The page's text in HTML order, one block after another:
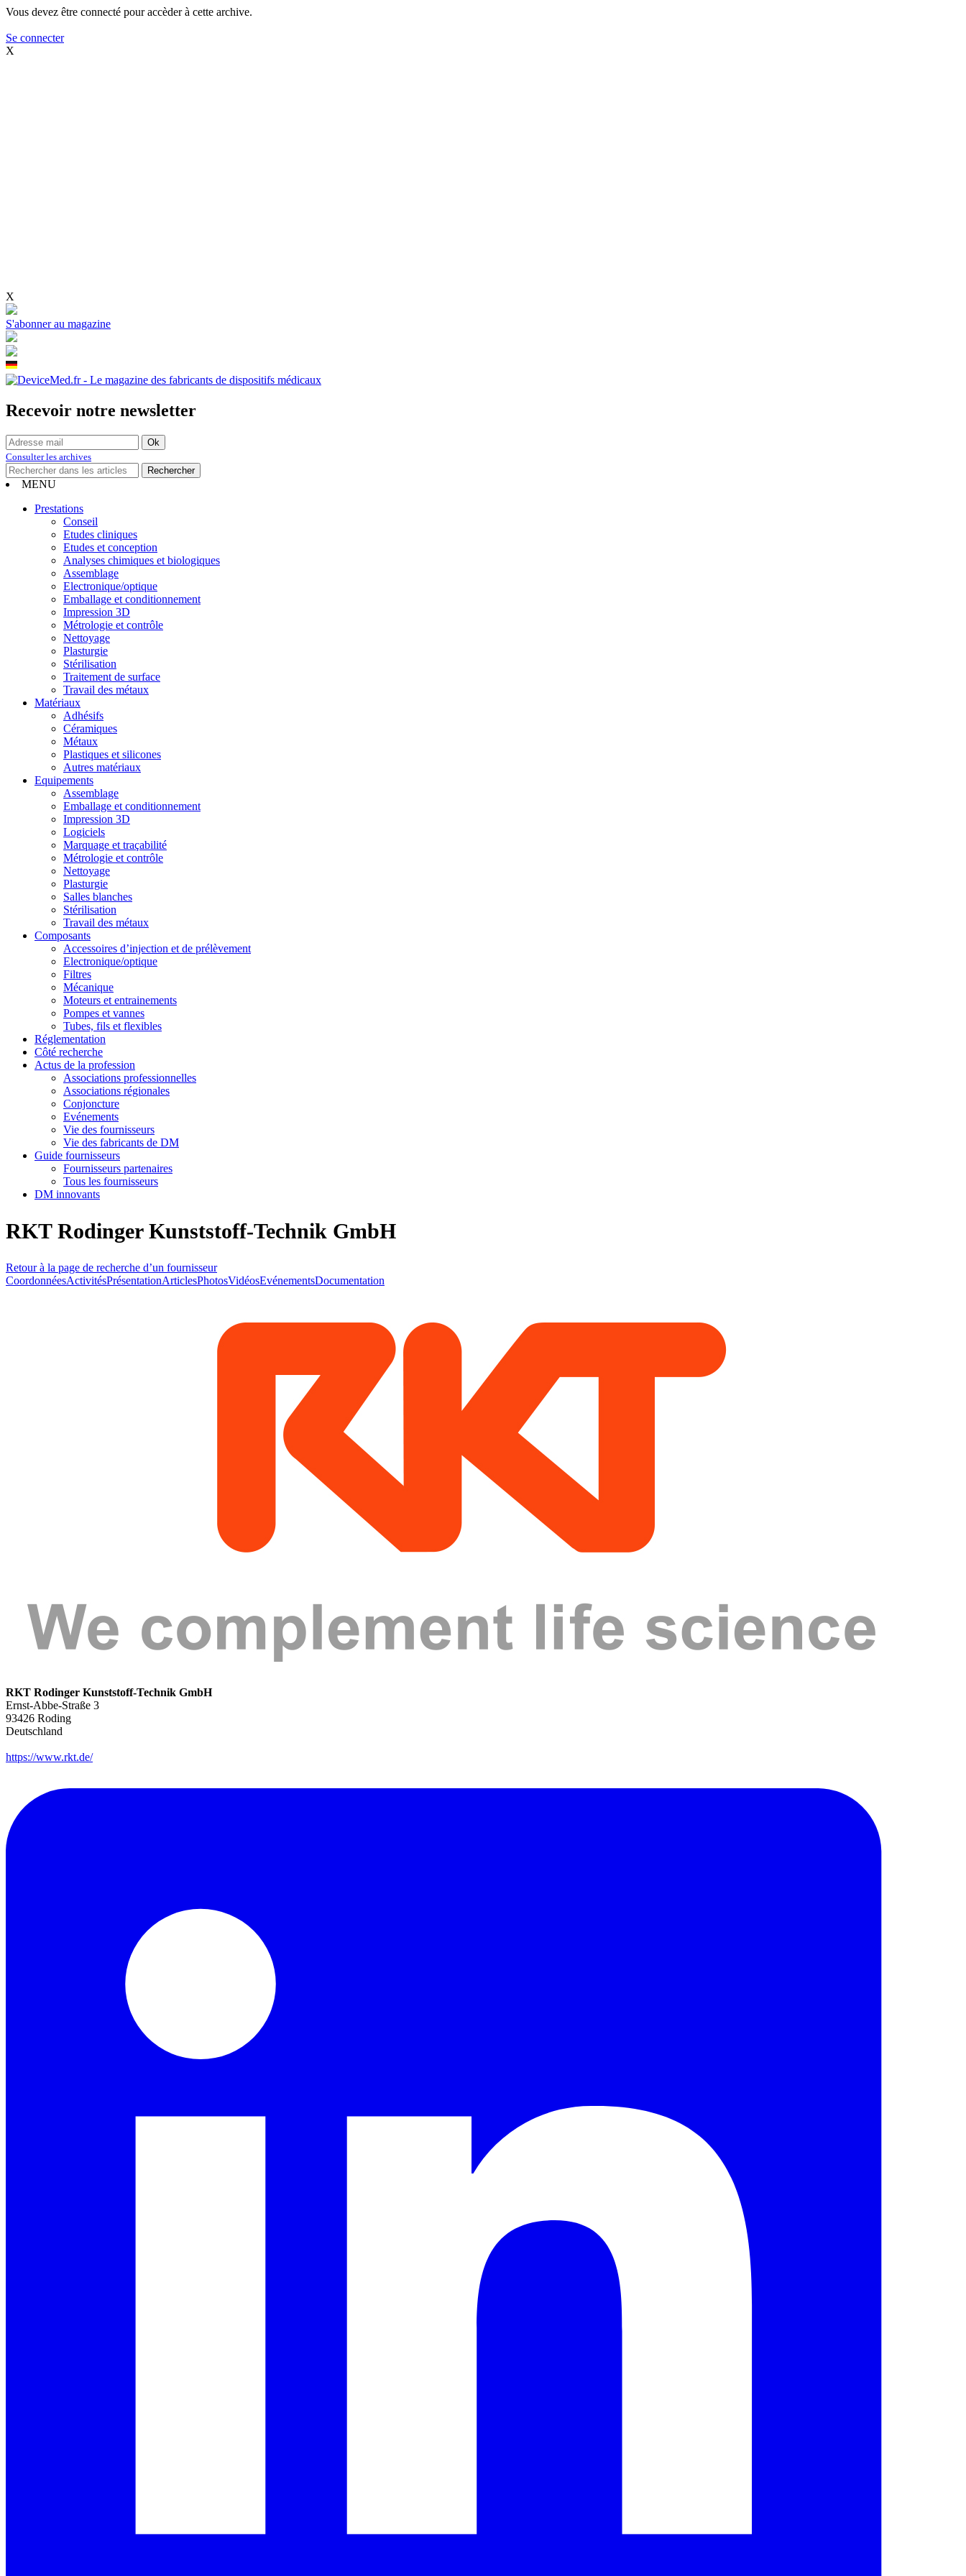
Vous devez être connecté pour accèder à cette archive.
Se connecter
X
X
S'abonner au magazine
Recevoir notre newsletter
Consulter les archives
MENU
Prestations
Conseil
Etudes cliniques
Etudes et conception
Analyses chimiques et biologiques
Assemblage
Electronique/optique
Emballage et conditionnement
Impression 3D
Métrologie et contrôle
Nettoyage
Plasturgie
Stérilisation
Traitement de surface
Travail des métaux
Matériaux
Adhésifs
Céramiques
Métaux
Plastiques et silicones
Autres matériaux
Equipements
Assemblage
Emballage et conditionnement
Impression 3D
Logiciels
Marquage et traçabilité
Métrologie et contrôle
Nettoyage
Plasturgie
Salles blanches
Stérilisation
Travail des métaux
Composants
Accessoires d’injection et de prélèvement
Electronique/optique
Filtres
Mécanique
Moteurs et entrainements
Pompes et vannes
Tubes, fils et flexibles
Réglementation
Côté recherche
Actus de la profession
Associations professionnelles
Associations régionales
Conjoncture
Evénements
Vie des fournisseurs
Vie des fabricants de DM
Guide fournisseurs
Fournisseurs partenaires
Tous les fournisseurs
DM innovants
RKT Rodinger Kunststoff-Technik GmbH
Retour à la page de recherche d’un fournisseur
CoordonnéesActivitésPrésentationArticlesPhotosVidéosEvénementsDocumentation
RKT Rodinger Kunststoff-Technik GmbH
Ernst-Abbe-Straße 3
93426 Roding
Deutschland
https://www.rkt.de/